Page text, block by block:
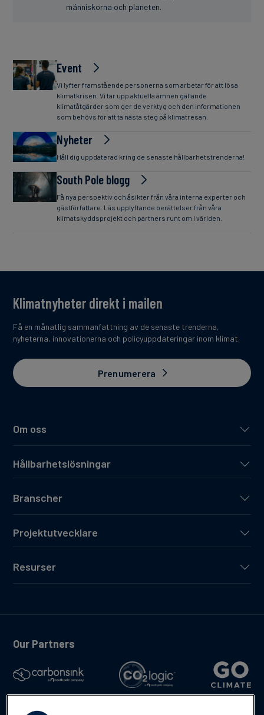
människorna och planeten.
Event
Vi lyfter framstående personerna som arbetar för att lösa
klimatkrisen. Vi tar upp aktuella ämnen gällande
klimatåtgärder som ger de verktyg och den informationen
som behövs för att ta nästa steg på klimatresan.
Nyheter
Håll dig uppdaterad kring de senaste hållbarhetstrenderna!
South Pole blogg
Få nya perspektiv och åsikter från våra interna experter och
gästförfattare. Läs upplyftande berättelser från våra
klimatskyddsprojekt och partners runt om i världen.
Om oss
Hållbarhetslösningar
Branscher
Projektutvecklare
Resurser
Klimatnyheter direkt i mailen
Få en månatlig sammanfattning av de senaste trenderna,
nyheterna, innovationerna och policyuppdateringar inom klimat.
Prenumerera
Our Partners